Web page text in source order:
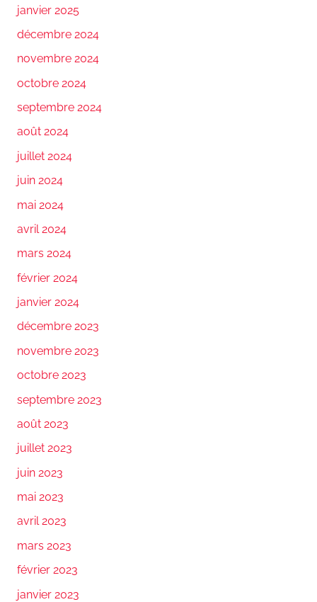
janvier 2025
décembre 2024
novembre 2024
octobre 2024
septembre 2024
août 2024
juillet 2024
juin 2024
mai 2024
avril 2024
mars 2024
février 2024
janvier 2024
décembre 2023
novembre 2023
octobre 2023
septembre 2023
août 2023
juillet 2023
juin 2023
mai 2023
avril 2023
mars 2023
février 2023
janvier 2023